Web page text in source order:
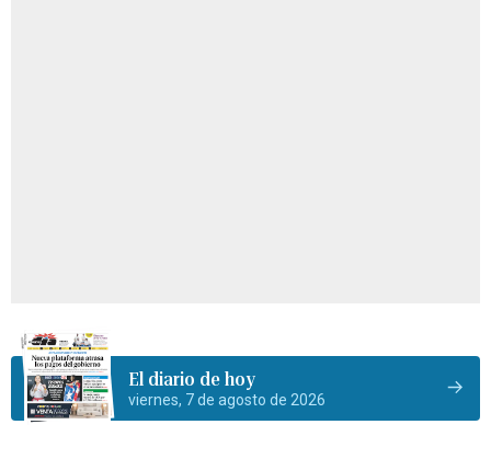
El diario de hoy
viernes, 7 de agosto de 2026